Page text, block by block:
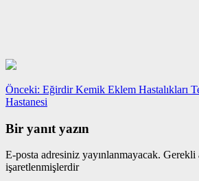
Yazı
gezinmesi
Önceki: Önceki
yazı:
Eğirdir Kemik Eklem Hastalıkları
Hastanesi
Bir yanıt yazın
E-posta adresiniz yayınlanmayacak. Gerekli
işaretlenmişlerdir